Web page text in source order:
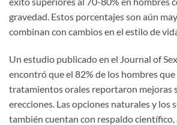
gravedad. Estos porcentajes son aún
combinan con cambios en el estilo de
Un estudio publicado en el Journal of
encontró que el 82% de los hombres
tratamientos orales reportaron mejoras
erecciones. Las opciones naturales y los
también cuentan con respaldo científico,